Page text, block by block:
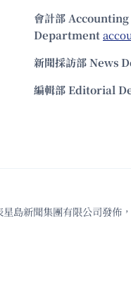
會計部 Accounting
Department
新聞採訪部 News
編輯部 Editorial
新聞集團有限公司發佈，